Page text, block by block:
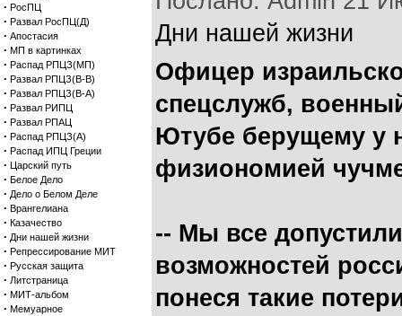
· РосПЦ
· Развал РосПЦ(Д)
· Апостасия
· МП в картинках
· Распад РПЦЗ(МП)
· Развал РПЦЗ(В-В)
· Развал РПЦЗ(В-А)
· Развал РИПЦ
· Развал РПАЦ
· Распад РПЦЗ(А)
· Распад ИПЦ Греции
· Царский путь
· Белое Дело
· Дело о Белом Деле
· Врангелиана
· Казачество
· Дни нашей жизни
· Репрессирование МИТ
· Русская защита
· Литстраница
· МИТ-альбом
· Мемуарное
Дни нашей жизни
Офицер
спецслужб,
Ютубе берущему у
физиономией
-- Мы все
возможностей
понеся такие